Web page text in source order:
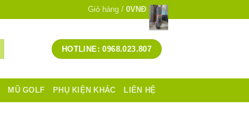
Giỏ hàng / 0VNĐ
HOTLINE: 0968.023.807
MŨ GOLF PHỤ KIỆN KHÁC LIÊN HỆ